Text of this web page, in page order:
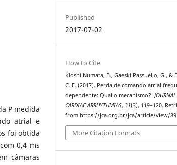
P medida
atrial e
foi obtida
0,4 ms
câmaras
Published
2017-07-02
How to Cite
Kioshi Numata, B., Gaeski Passuello, G., &
C. E. (2017). Perda de comando atrial
dependente: Qual o mecanismo?.JOURNAL
CARDIAC ARRHYTHMIAS,31(3), 119–120.
from https://jca.org.br/jca/article/view/89
More Citation Formats